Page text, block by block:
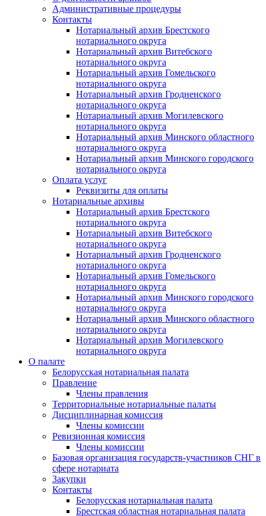
Административные процедуры
Контакты
Нотариальный архив Брестского
нотариального округа
Нотариальный архив Витебского
нотариального округа
Нотариальный архив Гомельского
нотариального округа
Нотариальный архив Гродненского
нотариального округа
Нотариальный архив Могилевского
нотариального округа
Нотариальный архив Минского областного
нотариального округа
Нотариальный архив Минского городского
нотариального округа
Оплата услуг
Реквизиты для оплаты
Нотариальные архивы
Нотариальный архив Брестского
нотариального округа
Нотариальный архив Витебского
нотариального округа
Нотариальный архив Гродненского
нотариального округа
Нотариальный архив Гомельского
нотариального округа
Нотариальный архив Минского городского
нотариального округа
Нотариальный архив Минского областного
нотариального округа
Нотариальный архив Могилевского
нотариального округа
О палате
Белорусская нотариальная палата
Правление
Члены правления
Территориальные нотариальные палаты
Дисциплинарная комиссия
Члены комиссии
Ревизионная комиссия
Члены комиссии
Базовая организация государств-участников СНГ в
сфере нотариата
Закупки
Контакты
Белорусская нотариальная палата
Брестская областная нотариальная палата